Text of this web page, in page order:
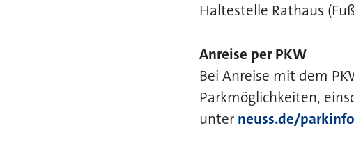
Haltestelle Rathaus
Anreise per PKW
Bei Anreise mit dem
Parkmöglichkeiten,
unter neuss.de/parkinfo